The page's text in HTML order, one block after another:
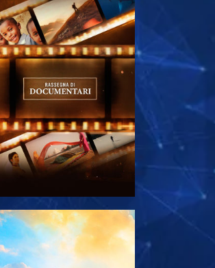
ESPLORA LE SERIE
ESPLORA LE SERIE